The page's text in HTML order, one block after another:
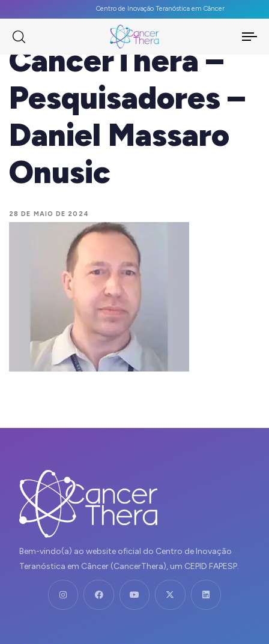
Centro de Inovação Teranóstica em Câncer
CancerThera –
Pesquisadores –
Daniel Massaro
Onusic
28 DE MAIO DE 2024
Bem-vindo(a) ao website oficial do Centro de Inovação
Teranóstica em Câncer (CancerThera), um CEPID FAPESP.